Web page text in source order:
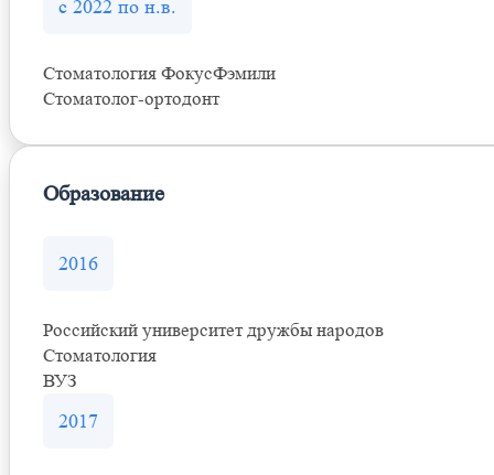
с 2022 по н.в.
Стоматология ФокусФэмили
Стоматолог-ортодонт
Образование
2016
Российский университет дружбы народов
Стоматология
ВУЗ
2017